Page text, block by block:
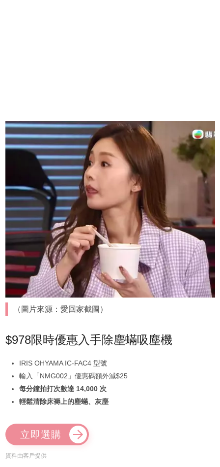
（圖片來源：愛回家截圖）
$978限時優惠入手除塵蟎吸塵機
IRIS OHYAMA IC-FAC4 型號
輸入「NMG002」優惠碼額外減$25
每分鐘拍打次數達 14,000 次
輕鬆清除床褥上的塵蟎、灰塵
立即選購
資料由客戶提供